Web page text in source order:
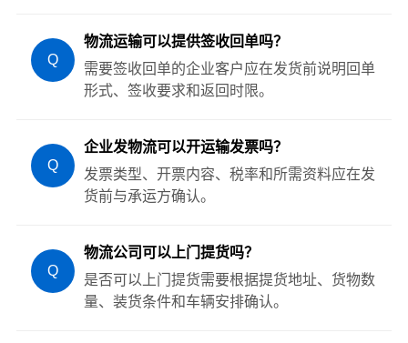
Q
物流运输可以提供签收回单吗？
需要签收回单的企业客户应在发货前说明回单
形式、签收要求和返回时限。
Q
企业发物流可以开运输发票吗？
发票类型、开票内容、税率和所需资料应在发
货前与承运方确认。
Q
物流公司可以上门提货吗？
是否可以上门提货需要根据提货地址、货物数
量、装货条件和车辆安排确认。